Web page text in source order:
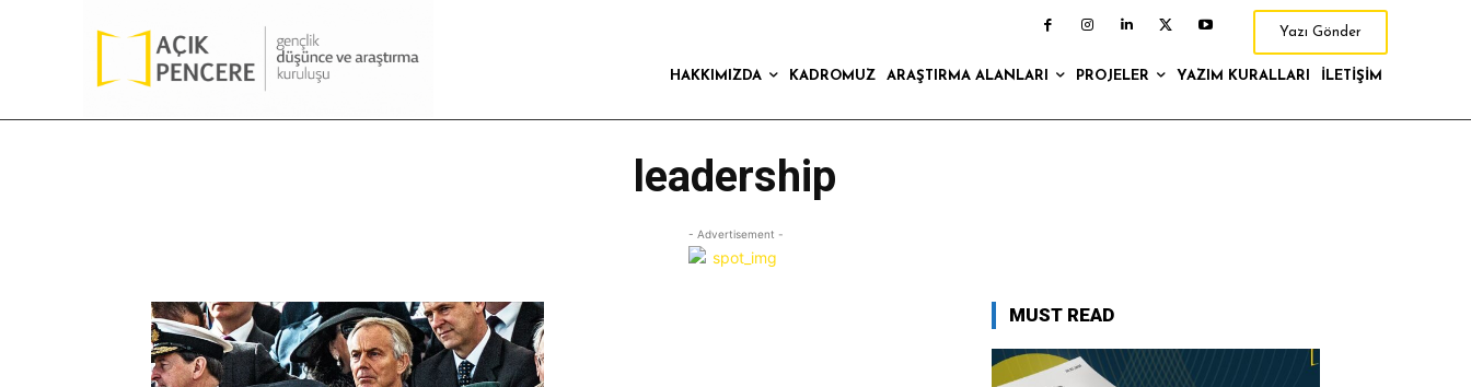
Yazı Gönder
HAKKIMIZDA KADROMUZ ARAŞTIRMA ALANLARI PROJELER YAZIM KURALLARI İLETIŞIM
leadership
- Advertisement -
MUST READ